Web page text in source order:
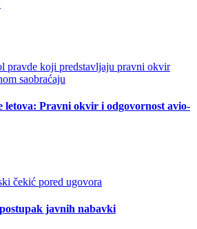
letova: Pravni okvir i odgovornost avio-
javnih nabavki